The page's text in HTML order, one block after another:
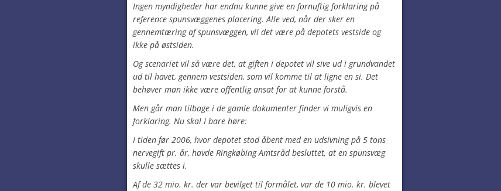
Ingen myndigheder har endnu kunne give en fornuftig forklaring på
reference spunsvæggenes placering. Alle ved, når der sker en
gennemtæring af spunsvæggen, vil det være på depotets vestside og
ikke på østsiden.
Og scenariet vil så være det, at giften i depotet vil sive ud i grundvandet
ud til havet, gennem vestsiden, som vil komme til at ligne en si. Det
behøver man ikke være offentlig ansat for at kunne forstå.
Men går man tilbage i de gamle dokumenter finder vi muligvis en
forklaring. Nu skal I bare høre:
I tiden før 2006, hvor depotet stod åbent med en udsivning på 5 tons
nervegift pr. år, havde Ringkøbing Amtsråd besluttet, at en spunsvæg
skulle sættes i.
Af de 32 mio. kr. der var bevilget til formålet, var de 10 mio. kr. blevet